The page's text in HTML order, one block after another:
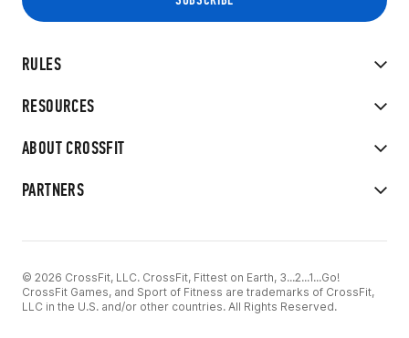
RULES
RESOURCES
ABOUT CROSSFIT
PARTNERS
© 2026 CrossFit, LLC. CrossFit, Fittest on Earth, 3...2...1...Go!
CrossFit Games, and Sport of Fitness are trademarks of CrossFit,
LLC in the U.S. and/or other countries. All Rights Reserved.